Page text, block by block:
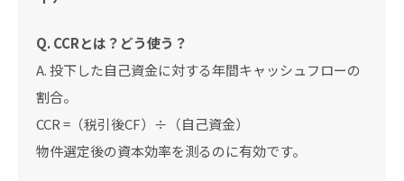
Q. CCRとは？どう使う？
A. 投下した自己資金に対する年間キャッシュフローの
割合。
CCR =（税引後CF）÷（自己資金）
物件選定後の資本効率を測るのに有効です。